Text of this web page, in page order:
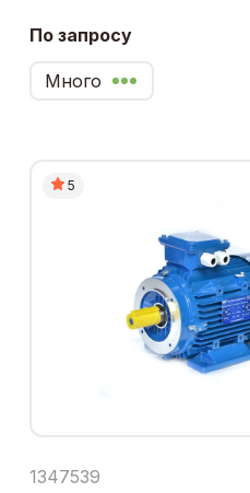
По запросу
Много
5
1347539